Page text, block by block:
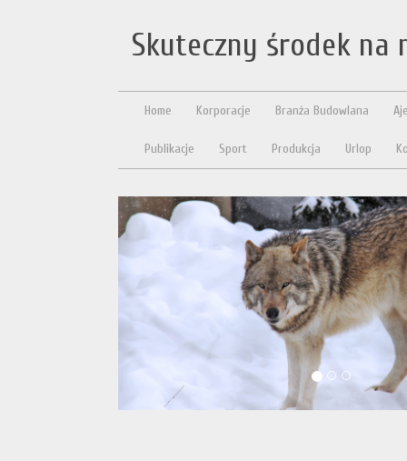
Skuteczny środek
Home Korporacje Branża Budowlana
Publikacje Sport Produkcja Urlop